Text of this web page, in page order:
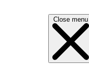
Close menu